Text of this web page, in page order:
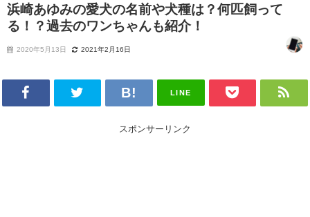
浜崎あゆみの愛犬の名前や犬種は？何匹飼って
る！？過去のワンちゃんも紹介！
2020年5月13日 2021年2月16日
LINE
スポンサーリンク